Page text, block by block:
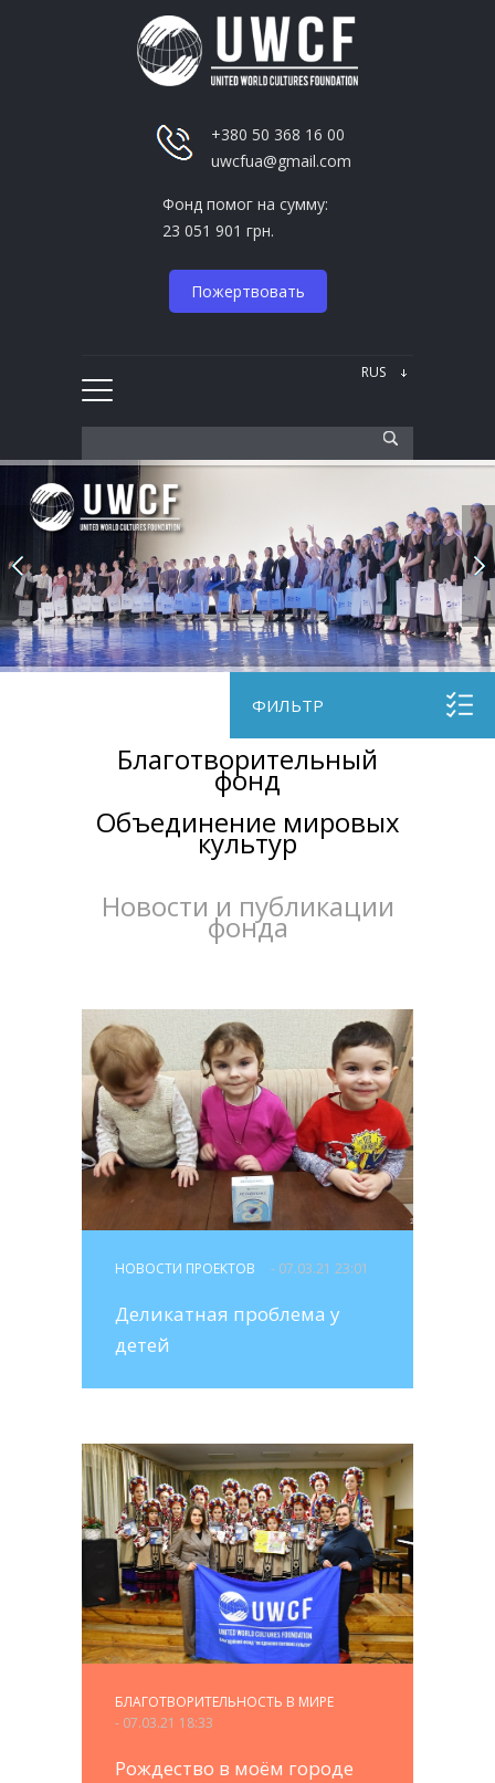
+380 50 368 16 00
uwcfua@gmail.com
Фонд помог на сумму:
23 051 901 грн.
Пожертвовать
ФИЛЬТР
Благотворительный
фонд
Объединение мировых
культур
Новости и публикации
фонда
НОВОСТИ ПРОЕКТОВ - 07.03.21 23:01
Деликатная проблема у
детей
БЛАГОТВОРИТЕЛЬНОСТЬ В МИРЕ
- 07.03.21 18:33
Рождество в моём городе